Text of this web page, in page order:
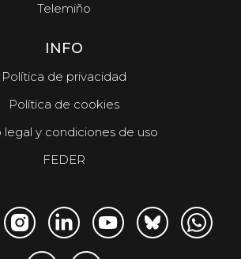
Telemiño
INFO
Política de privacidad
Política de cookies
legal y condiciones de uso
FEDER